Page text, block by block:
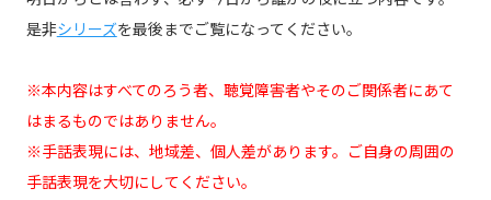
是非シリーズを最後までご覧になってください。
※本内容はすべてのろう者、聴覚障害者やそのご関係者にあて
はまるものではありません。
※手話表現には、地域差、個人差があります。ご自身の周囲の
手話表現を大切にしてください。